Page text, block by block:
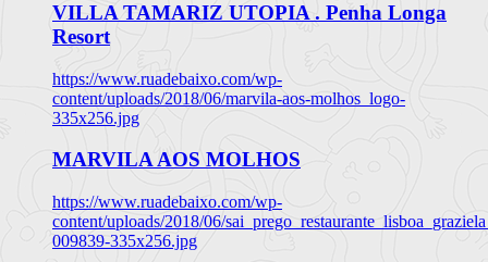
VILLA TAMARIZ UTOPIA . Penha Longa
Resort
https://www.ruadebaixo.com/wp-
content/uploads/2018/06/marvila-aos-molhos_logo-
335x256.jpg
MARVILA AOS MOLHOS
https://www.ruadebaixo.com/wp-
content/uploads/2018/06/
009839-335x256.jpg